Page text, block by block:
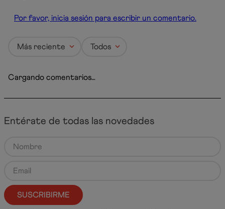
Por favor, inicia sesión para escribir un comentario.
Más reciente Todos
Cargando comentarios…
Entérate de todas las novedades
SUSCRIBIRME